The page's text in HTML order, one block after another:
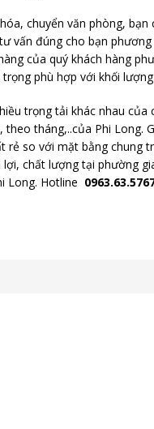
chuyển văn phòng, bạn
vấn đúng cho bạn
của quý khách hàng
phù hợp với khối
trọng tải khác nhau của
tháng,..của Phi Long.
rẻ so với mặt bằng chung
chất lượng tại phường
Long. Hotline